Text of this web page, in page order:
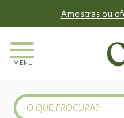
Amostras ou
MENU